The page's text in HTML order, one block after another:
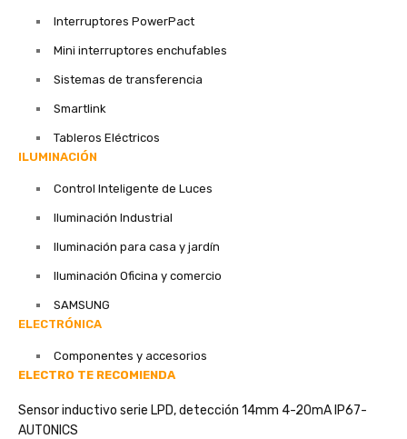
Interruptores PowerPact
Mini interruptores enchufables
Sistemas de transferencia
Smartlink
Tableros Eléctricos
ILUMINACIÓN
Control Inteligente de Luces
Iluminación Industrial
Iluminación para casa y jardín
Iluminación Oficina y comercio
SAMSUNG
ELECTRÓNICA
Componentes y accesorios
ELECTRO TE RECOMIENDA
Sensor inductivo serie LPD, detección 14mm 4-20mA IP67-
AUTONICS